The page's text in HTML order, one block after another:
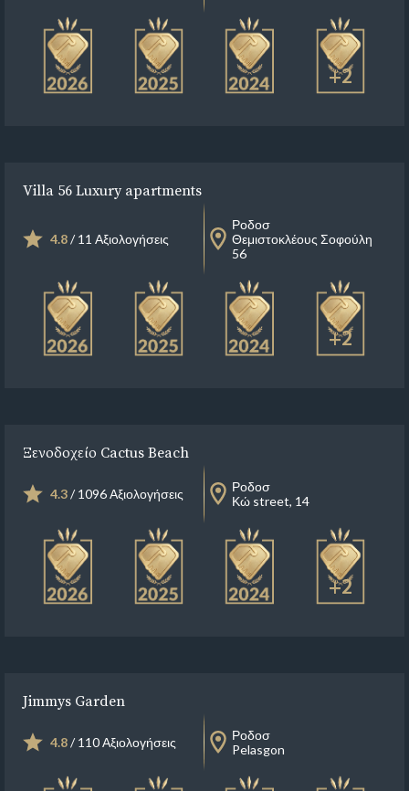
+2
Villa 56 Luxury apartments
4.8/ 11 Αξιολογήσεις
Ροδοσ
Θεμιστοκλέους Σοφούλη
56
+2
Ξενοδοχείο Cactus Beach
4.3/ 1096 Αξιολογήσεις
Ροδοσ
Κώ street, 14
+2
Jimmys Garden
4.8/ 110 Αξιολογήσεις
Ροδοσ
Pelasgon